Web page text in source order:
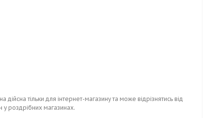
дійсна тільки для інтернет-магазину та може відрізнятись від
у роздрібних магазинах.